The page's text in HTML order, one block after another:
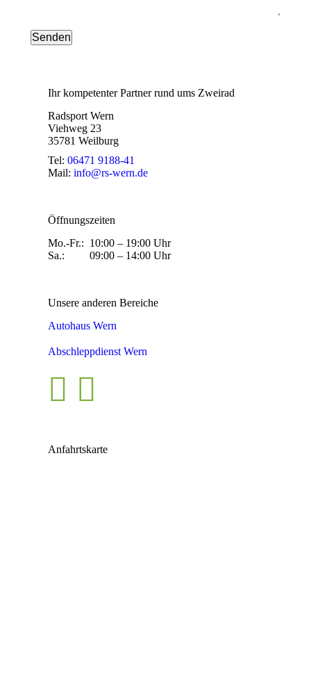
Ihr kompetenter Partner rund ums Zweirad
Radsport Wern
Viehweg 23
35781 Weilburg
Tel: 06471 9188-41
Mail: info@rs-wern.de
Öffnungszeiten
Mo.-Fr.: 10:00 – 19:00 Uhr
Sa.: 09:00 – 14:00 Uhr
Unsere anderen Bereiche
Autohaus Wern
Abschleppdienst Wern
Anfahrtskarte